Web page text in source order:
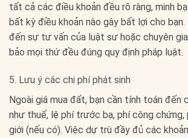
tất cả các điều khoản đều rõ ràng, minh
bất kỳ điều khoản nào gây bất lợi cho bạn.
đến sự tư vấn của luật sư hoặc chuyên
bảo mọi thứ đều đúng quy định pháp luật.
5. Lưu ý các chi phí phát sinh
Ngoài giá mua đất, bạn cần tính toán đến
như thuế, lệ phí trước bạ, phí công chứng,
giới (nếu có). Việc dự trù đầy đủ các